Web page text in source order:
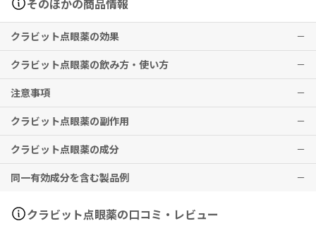
クラビット点眼薬の効果
眼瞼炎、涙嚢炎、麦粒腫、結膜炎、瞼板腺炎、角膜炎（角膜潰瘍を含
む）、眼科周術期の無菌化療法
※効果には個人差がありますことを予めご了承ください。
クラビット点眼薬の飲み方・使い方
通常、1回1滴、１日3回点眼してください。なお、症状により適宜増
減します。
点眼時には1滴を確実に滴下してください。
※正しい点眼方法
まず、最初に手を洗って清潔にしてください。
ように注意し、1滴を確実に点眼してください。
点眼後は数分間静かに目を閉じてください。
注意事項
本剤は点眼薬としてのみお使いください。
疾病の治療上必要な最小限の期間の投与にとどめてください。
本剤や、本剤含有成分にアレルギーのある方、オフロキサシン及びキ
ノロン系抗菌剤に対し過敏症の既往歴のある方は、使用しないでくだ
さい。
直射日光の当たらない涼しい場所に保管してください。
クラビット点眼薬の副作用
副作用はほとんどありませんが、過敏症状（まぶたの腫れ・充血・か
ゆみ）、発疹がひどくなったときは、直ちに使用を中止し、医師の診
察をお受けください。
等に念のため注意してください。
ショック、アナフィラキシー様症状（気持ちが悪い、冷汗、顔面蒼
クラビット点眼薬の成分
Each ml Contains: Levofloxacin Hydrate 5mg
1ml中：レボフロキサシン水和物 5mg
同一有効成分を含む製品例
クラビット（第一三共）、レボフロキサシン（東和薬品、持田製薬、
持田製薬販売、セオリアファーマ、武田薬品工業、サンファーマ、陽
クラビット点眼薬の口コミ・レビュー